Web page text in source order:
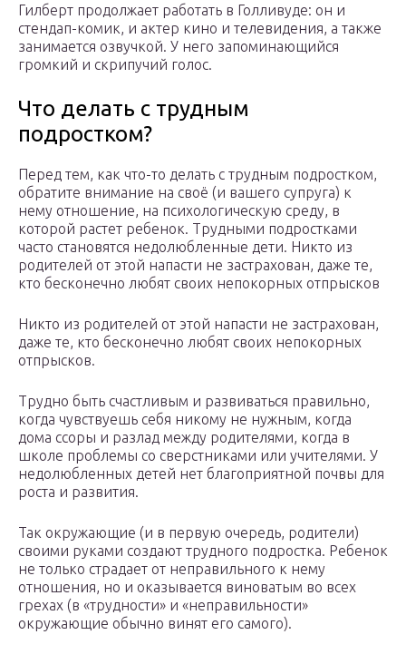
Гилберт продолжает работать в Голливуде: он и
стендап-комик, и актер кино и телевидения, а также
занимается озвучкой. У него запоминающийся
громкий и скрипучий голос.
Что делать с трудным
подростком?
Перед тем, как что-то делать с трудным подростком,
обратите внимание на своё (и вашего супруга) к
нему отношение, на психологическую среду, в
которой растет ребенок. Трудными подростками
часто становятся недолюбленные дети. Никто из
родителей от этой напасти не застрахован, даже те,
кто бесконечно любят своих непокорных отпрысков
Никто из родителей от этой напасти не застрахован,
даже те, кто бесконечно любят своих непокорных
отпрысков.
Трудно быть счастливым и развиваться правильно,
когда чувствуешь себя никому не нужным, когда
дома ссоры и разлад между родителями, когда в
школе проблемы со сверстниками или учителями. У
недолюбленных детей нет благоприятной почвы для
роста и развития.
Так окружающие (и в первую очередь, родители)
своими руками создают трудного подростка. Ребенок
не только страдает от неправильного к нему
отношения, но и оказывается виноватым во всех
грехах (в «трудности» и «неправильности»
окружающие обычно винят его самого).